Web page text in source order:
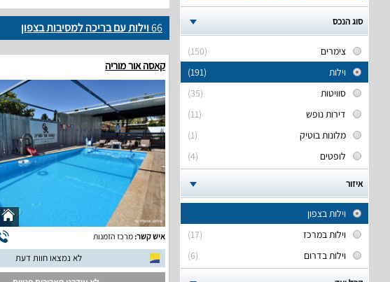
סוג הנכס
(150)
צימרים
(191)
וילות
(35)
סוויטות
(11)
דירות נופש
(1)
מלונות בוטיק
(4)
לופטים
איזור
וילות בצפון
(17)
וילות במרכז
(6)
וילות בדרום
66וילות עם בריכה למסיבות בצפון
קאסה אור מוריה
איש קשר:מרכז הזמנות
לא נמצאו חוות דעת